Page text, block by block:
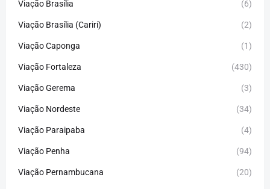
Viação Brasília (6)
Viação Brasília (Cariri) (2)
Viação Caponga (1)
Viação Fortaleza (430)
Viação Gerema (3)
Viação Nordeste (34)
Viação Paraipaba (4)
Viação Penha (94)
Viação Pernambucana (20)